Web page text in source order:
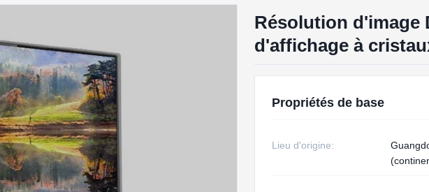
Résolution d'image
d'affichage à
Propriétés de base
Lieu d'origine: